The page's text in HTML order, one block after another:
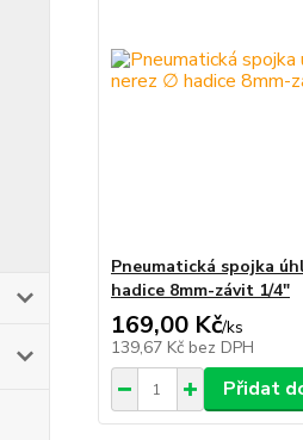
Pneumatická spojka
hadice 8mm-závit 1/4"
169,00 Kč/ks
139,67 Kč bez DPH
Přidat